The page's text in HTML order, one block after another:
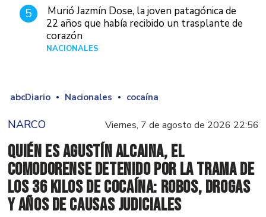
5
Murió Jazmín Dose, la joven patagónica de
22 años que había recibido un trasplante de
corazón
NACIONALES
abcDiario Nacionales cocaína
NARCO Viernes, 7 de agosto de 2026 22:56
Quién es Agustín Alcaina, el
comodorense detenido por la trama de
los 36 kilos de cocaína: robos, drogas
y años de causas judiciales